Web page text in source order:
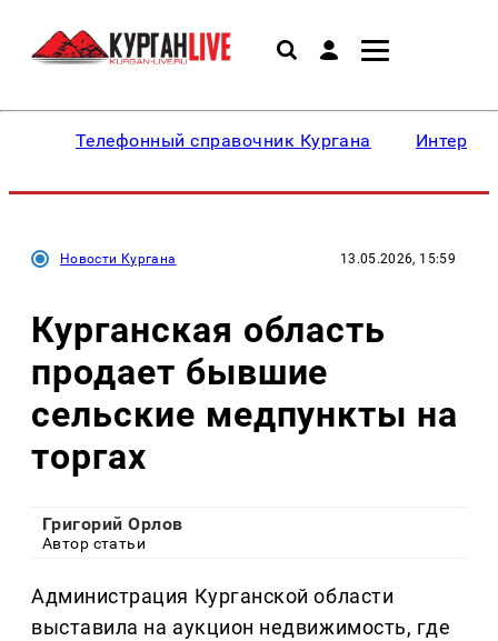
Телефонный справочник Кургана
Новости Кургана 13.05.2026, 15:59
Курганская область
продает бывшие
сельские медпункты на
торгах
Григорий Орлов
Автор статьи
Администрация Курганской области
выставила на аукцион недвижимость, где